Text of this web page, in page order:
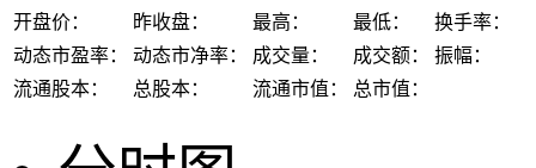
开盘价： 昨收盘： 最高： 最低：
换手率：
动态市盈率：
动态市净率： 成交量： 成交额：
振幅：
流通股本：
总股本： 流通市值： 总市值：